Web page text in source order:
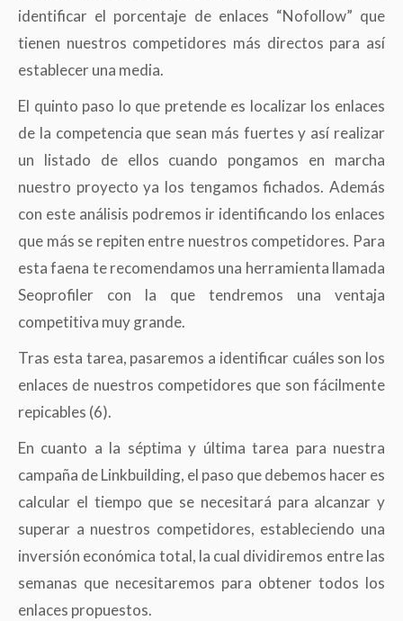
identificar el porcentaje de enlaces “Nofollow” que
tienen nuestros competidores más directos para así
establecer una media.
El quinto paso lo que pretende es localizar los enlaces
de la competencia que sean más fuertes y así realizar
un listado de ellos cuando pongamos en marcha
nuestro proyecto ya los tengamos fichados. Además
con este análisis podremos ir identificando los enlaces
que más se repiten entre nuestros competidores. Para
esta faena te recomendamos una herramienta llamada
Seoprofiler con la que tendremos una ventaja
competitiva muy grande.
Tras esta tarea, pasaremos a identificar cuáles son los
enlaces de nuestros competidores que son fácilmente
repicables (6).
En cuanto a la séptima y última tarea para nuestra
campaña de Linkbuilding, el paso que debemos hacer es
calcular el tiempo que se necesitará para alcanzar y
superar a nuestros competidores, estableciendo una
inversión económica total, la cual dividiremos entre las
semanas que necesitaremos para obtener todos los
enlaces propuestos.